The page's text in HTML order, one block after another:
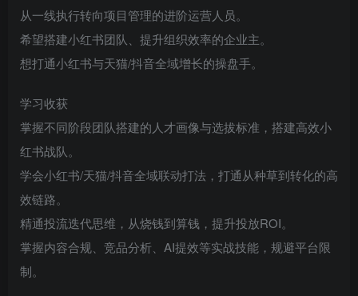
从一线执行转向项目管理的进阶运营人员。
希望搭建小红书团队、提升组织效率的企业主。
想打通小红书与天猫/抖音全域增长的操盘手。
学习收获
掌握不同阶段团队搭建的人才画像与选拔标准，搭建高效小
红书战队。
学会小红书/天猫/抖音全域联动打法，打通从种草到转化的高
效链路。
精通投流迭代思维，从烧钱到算钱，提升投放ROI。
掌握内容合规、竞品分析、AI提效等实战技能，规避平台限
制。